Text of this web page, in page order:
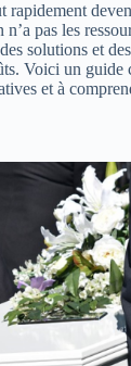
rapidement
pas les
solutions et
Voici un guide
et à